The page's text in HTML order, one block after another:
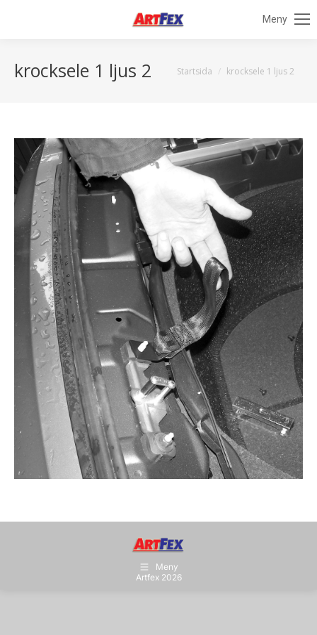
Meny
krocksele 1 ljus 2 Du är här:
Startsida krocksele 1 ljus 2
Meny
Artfex 2026